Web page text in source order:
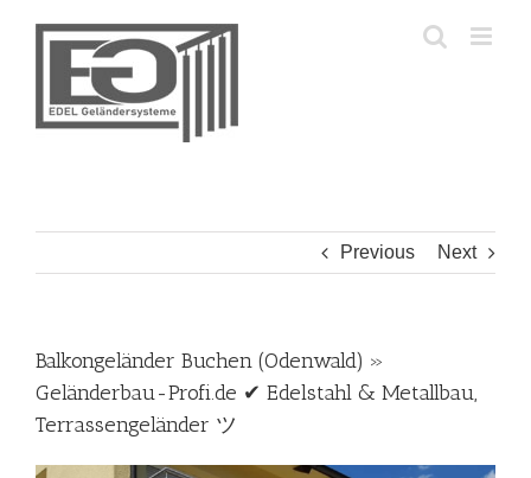
Previous Next
Balkongeländer Buchen (Odenwald) »
Geländerbau-Profi.de ✔ Edelstahl & Metallbau,
Terrassengeländer ツ